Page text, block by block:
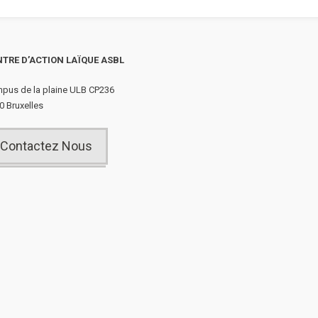
D’ACTION LAÏQUE ASBL
de la plaine ULB CP236
Bruxelles
Contactez Nous